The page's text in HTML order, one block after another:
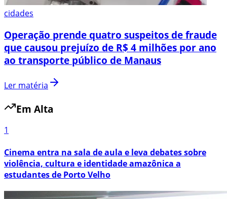
cidades
Operação prende quatro suspeitos de fraude
que causou prejuízo de R$ 4 milhões por ano
ao transporte público de Manaus
Ler matéria
Em Alta
1
Cinema entra na sala de aula e leva debates sobre
violência, cultura e identidade amazônica a
estudantes de Porto Velho